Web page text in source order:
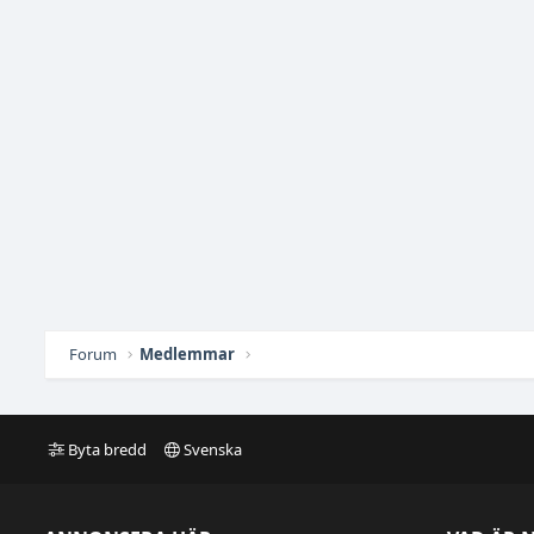
Forum Medlemmar
Byta bredd Svenska